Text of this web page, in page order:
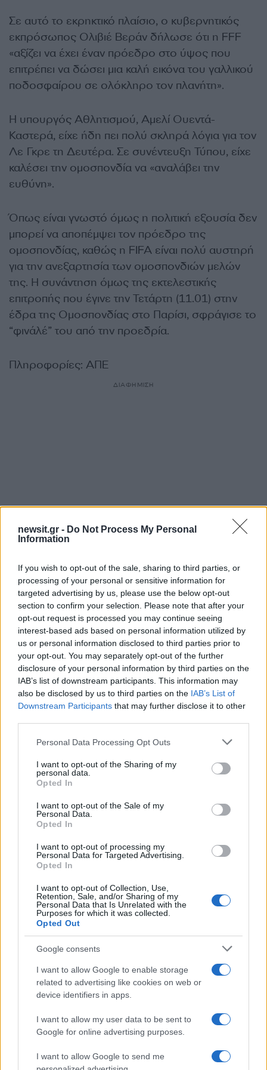
newsit.gr - Do Not Process My Personal
Information
If you wish to opt-out of the sale, sharing to third parties, or
processing of your personal or sensitive information for
targeted advertising by us, please use the below opt-out
section to confirm your selection. Please note that after your
opt-out request is processed you may continue seeing
interest-based ads based on personal information utilized by
us or personal information disclosed to third parties prior to
your opt-out. You may separately opt-out of the further
disclosure of your personal information by third parties on the
IAB’s list of downstream participants. This information may
also be disclosed by us to third parties on the IAB’s List of
Downstream Participants that may further disclose it to other
Please note that this website/app uses one or more Google
not limited to your visit or usage behaviour. You may click to
grant or deny consent to Google and its third-party tags to
use your data for below specified purposes in below Google
consent section.
Personal Data Processing Opt Outs
I want to opt-out of the Sharing of my
personal data.
Opted In
I want to opt-out of the Sale of my
Personal Data.
Opted In
I want to opt-out of processing my
Personal Data for Targeted Advertising.
Opted In
I want to opt-out of Collection, Use,
Retention, Sale, and/or Sharing of my
Personal Data that Is Unrelated with the
Purposes for which it was collected.
Opted Out
Google consents
I want to allow Google to enable storage
related to advertising like cookies on web or
device identifiers in apps.
I want to allow my user data to be sent to
Google for online advertising purposes.
I want to allow Google to send me
Σε αυτό το εκρηκτικό πλαίσιο, ο κυβερνητικός
εκπρόσωπος Ολιβιέ Βεράν δήλωσε ότι η FFF
«αξίζει να έχει έναν πρόεδρο στο ύψος που
επιτρέπει να δώσει μια καλή εικόνα του γαλλικού
ποδοσφαίρου σε ολόκληρο τον πλανήτη».
Η υπουργός Αθλητισμού, Αμελί Ουεντά-
Καστερά, είχε ήδη πει πολύ σκληρά λόγια για τον
Λε Γκρε τη Δευτέρα. Σε συνέντευξη Τύπου, είχε
καλέσει την ομοσπονδία να «αναλάβει την
ευθύνη».
Όπως είναι γνωστό όμως η πολιτική εξουσία δεν
μπορεί να αποπέμψει τον πρόεδρο της
ομοσπονδίας, καθώς η FIFA είναι πολύ αυστηρή
για την ανεξαρτησία των ομοσπονδιών μελών
της. Η συνάντηση όμως της εκτελεστικής
επιτροπής που έγινε την Τετάρτη (11.01) στην
έδρα της Ομοσπονδίας στο Παρίσι, σφράγισε το
“φινάλέ” του από την προεδρία.
Πληροφορίες: ΑΠΕ
ΔΙΑΦΗΜΙΣΗ
Σχόλια
Σχολίασε εδώ
50 /50
2000 /2000
Υποβολή σχολίου
Όροι Χρήσης. Το site προστατεύεται από reCAPTCHA, ισχύουν
Όροι Χρήσης
ΓΑΛΛΙΑ
ΖΙΝΕΝΤΙΝ ΖΙΝΤΑΝ ΠΡΟΕΔΡΟΣ
Αν τα χάσατε
Σέρρες: Βίντεο
ντοκουμέντο από το
φορτηγού κατέγραψε τη
Στην ανακρίτρια η
46χρονη που